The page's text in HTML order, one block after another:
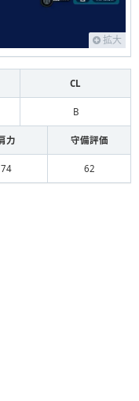
拡大
CL
B
力 守備評価
74 62